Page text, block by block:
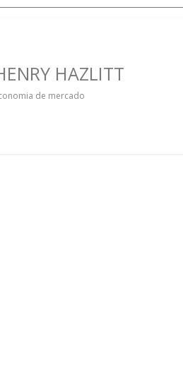
HAZLITT
de mercado